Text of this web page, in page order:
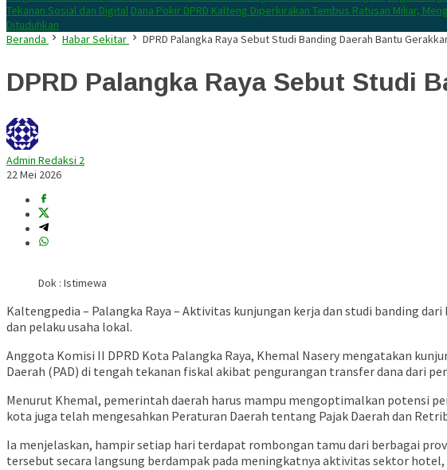
Tekanan Sosial dan Digital Dana Pokir DPRD Kalteng Diperkirakan Tembus Ratusan Miliar,
Dituduhkan
Beranda
Habar Sekitar DPRD Palangka Raya Sebut Studi Banding Daerah Bantu
DPRD Palangka Raya Sebut Studi
Admin Redaksi 2
22 Mei 2026
Dok : Istimewa
Kaltengpedia – Palangka Raya – Aktivitas kunjungan kerja dan studi banding
dan pelaku usaha lokal.
Anggota Komisi II DPRD Kota Palangka Raya, Khemal Nasery mengatakan
Daerah (PAD) di tengah tekanan fiskal akibat pengurangan transfer dana dari
Menurut Khemal, pemerintah daerah harus mampu mengoptimalkan potensi
kota juga telah mengesahkan Peraturan Daerah tentang Pajak Daerah dan
Ia menjelaskan, hampir setiap hari terdapat rombongan tamu dari berbagai
tersebut secara langsung berdampak pada meningkatnya aktivitas sektor